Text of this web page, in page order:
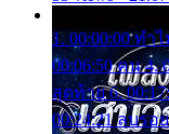
1. 00:00:00 ทำ
00:06:50 คน 4.
สุดท้าย 6.
00:24:21 ลบรอ